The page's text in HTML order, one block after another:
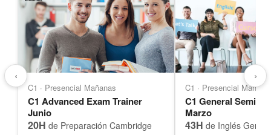
C1 · Presencial Mañanas
C1 Advanced Exam Trainer
Junio
20H de Preparación Cambridge
C1 · Presencial
C1 General Semi-
Marzo
43H de Inglés
‹ ›